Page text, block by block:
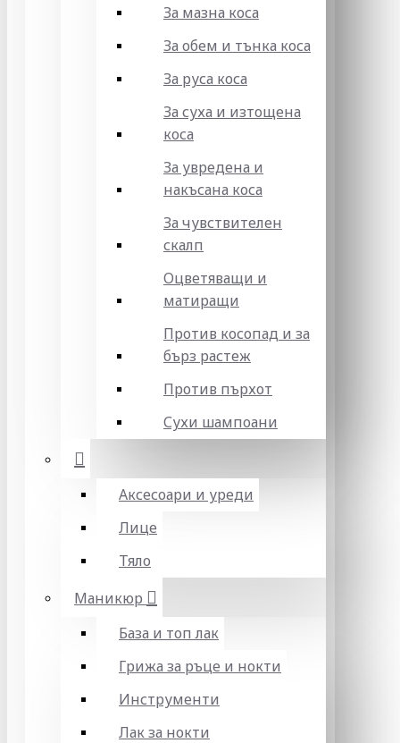
За мазна коса
За обем и тънка коса
За руса коса
За суха и изтощена
коса
За увредена и
накъсана коса
За чувствителен
скалп
Оцветяващи и
матиращи
Против косопад и за
бърз растеж
Против пърхот
Сухи шампоани
Аксесоари и уреди
Лице
Тяло
Маникюр
База и топ лак
Грижа за ръце и нокти
Инструменти
Лак за нокти